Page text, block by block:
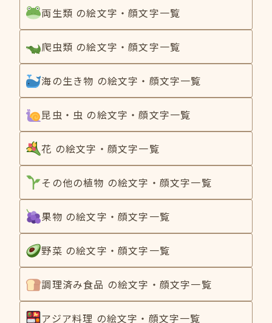
両生類 の絵文字・顔文字一覧
爬虫類 の絵文字・顔文字一覧
海の生き物 の絵文字・顔文字一覧
昆虫・虫 の絵文字・顔文字一覧
花 の絵文字・顔文字一覧
その他の植物 の絵文字・顔文字一覧
果物 の絵文字・顔文字一覧
野菜 の絵文字・顔文字一覧
調理済み食品 の絵文字・顔文字一覧
アジア料理 の絵文字・顔文字一覧